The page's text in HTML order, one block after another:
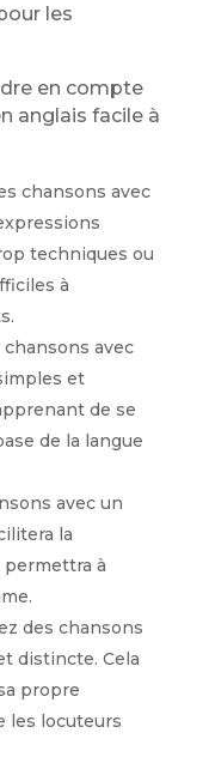
les
en compte
anglais facile à
chansons avec
techniques ou
à
avec
et
de se
de la langue
avec un
la
à
des chansons
distincte. Cela
propre
les locuteurs